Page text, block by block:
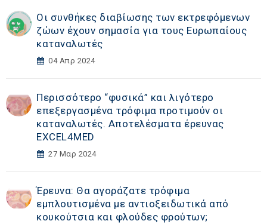
Οι συνθήκες διαβίωσης των εκτρεφόμενων
ζώων έχουν σημασία για τους Ευρωπαίους
καταναλωτές
04 Απρ 2024
Περισσότερο “φυσικά” και λιγότερο
επεξεργασμένα τρόφιμα προτιμούν οι
καταναλωτές. Αποτελέσματα έρευνας
EXCEL4MED
27 Μαρ 2024
Έρευνα: Θα αγοράζατε τρόφιμα
εμπλουτισμένα με αντιοξειδωτικά από
κουκούτσια και φλούδες φρούτων;